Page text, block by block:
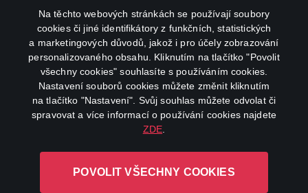
Na těchto webových stránkách se používají soubory
cookies či jiné identifikátory z funkčních, statistických
a marketingových důvodů, jakož i pro účely zobrazování
personalizovaného obsahu. Kliknutím na tlačítko "Povolit
všechny cookies" souhlasíte s používáním cookies.
Nastavení souborů cookies můžete změnit kliknutím
na tlačítko "Nastavení". Svůj souhlas můžete odvolat či
spravovat a více informací o používání cookies najdete
ZDE
POVOLIT VŠECHNY COOKIES
facebookinstagram
youtube
L-1246 Luxembourg R.C.S.